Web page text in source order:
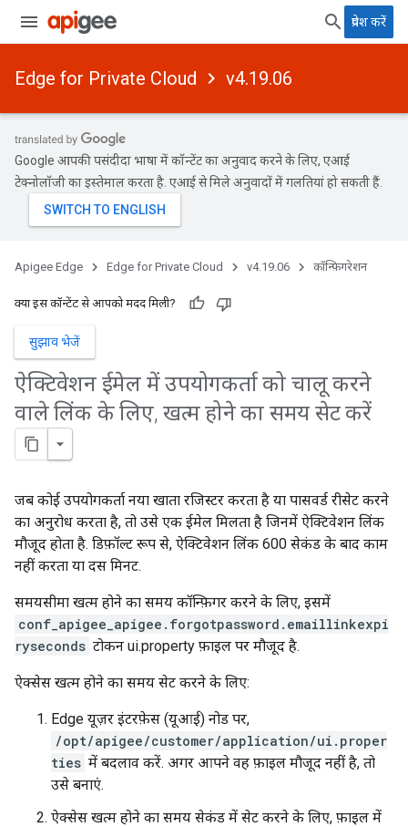
प्रवेश करें
Edge for Private Cloud v4.19.06
Google आपकी पसंदीदा भाषा में कॉन्टेंट का अनुवाद करने के लिए, एआई
टेक्नोलॉजी का इस्तेमाल करता है. एआई से मिले अनुवादों में गलतियां हो सकती हैं.
Apigee Edge Edge for Private Cloud v4.19.06 कॉन्फ़िगरेशन
क्या इस कॉन्टेंट से आपको मदद मिली?
सुझाव भेजें
ऐक्टिवेशन ईमेल में उपयोगकर्ता को चालू करने
वाले लिंक के लिए, खत्म होने का समय सेट करें
जब कोई उपयोगकर्ता नया खाता रजिस्टर करता है या पासवर्ड रीसेट करने
का अनुरोध करता है, तो उसे एक ईमेल मिलता है जिनमें ऐक्टिवेशन लिंक
मौजूद होता है. डिफ़ॉल्ट रूप से, ऐक्टिवेशन लिंक 600 सेकंड के बाद काम
नहीं करता या दस मिनट.
समयसीमा खत्म होने का समय कॉन्फ़िगर करने के लिए, इसमें
conf_apigee_apigee.forgotpassword.emaillinkexpi
ryseconds टोकन ui.property फ़ाइल पर मौजूद है.
ऐक्सेस खत्म होने का समय सेट करने के लिए:
Edge यूज़र इंटरफ़ेस (यूआई) नोड पर,
/opt/apigee/customer/application/ui.proper
ties में बदलाव करें. अगर आपने वह फ़ाइल मौजूद नहीं है, तो
उसे बनाएं.
ऐक्सेस खत्म होने का समय सेकंड में सेट करने के लिए, फ़ाइल में